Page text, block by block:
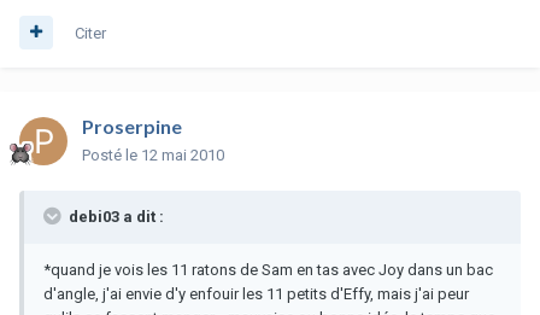
Citer
Proserpine
Posté le 12 mai 2010
debi03 a dit :
*quand je vois les 11 ratons de Sam en tas avec Joy dans un bac
d'angle, j'ai envie d'y enfouir les 11 petits d'Effy, mais j'ai peur